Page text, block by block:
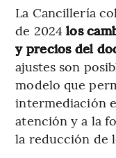
La Cancillería
de 2024los
y precios del
ajustes son
modelo que
intermediación
atención y a la
la reducción de